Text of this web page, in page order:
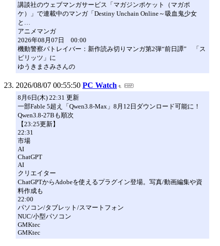
講談社のウェブマンガサービス「マガジンポケット（マガポ
ケ）」で連載中のマンガ「Destiny Unchain Online～吸血鬼少女
と…
アニメマンガ
2026年08月07日 00:00
機動警察パトレイバー：新作読み切りマンガ第2弾“前日譚” 「ス
ピリッツ」に
ゆうきまさみさんの
2026/08/07 00:55:50 PC Watch
8月6日(木) 22:31 更新
一部Fable 5超え「Qwen3.8-Max」8月12日ダウンロード可能に！
Qwen3.8-27Bも順次
【23:25更新】
22:31
市場
AI
ChatGPT
AI
クリエイター
ChatGPTからAdobeを使えるプラグイン登場。写真/動画編集や資
料作成も
22:00
パソコン/タブレット/スマートフォン
NUC/小型パソコン
GMKtec
GMKtec